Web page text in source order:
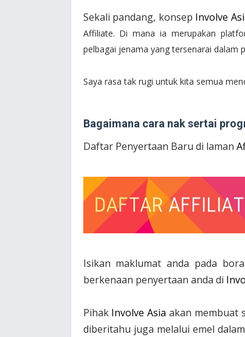
Sekali pandang, konsep Involve
Affiliate. Di mana ia merupakan
pelbagai jenama yang tersenarai dalam
Saya rasa tak rugi untuk kita semua
Bagaimana cara nak sertai
Daftar Penyertaan Baru di laman
Isikan maklumat anda pada
berkenaan penyertaan anda di
Pihak Involve Asia akan membuat
diberitahu juga melalui emel